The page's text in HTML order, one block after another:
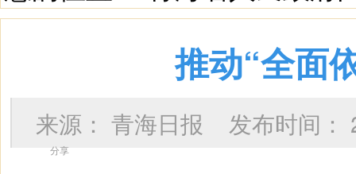
推动“全面
来源： 青海日报 发布时间：
分享